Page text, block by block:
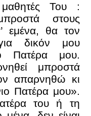
Του :
στους
εμένα, θα τον
δικόν μου
Πατέρα μου.
μπροστά
απαρνηθώ κι
Πατέρα μου».
του ή τη